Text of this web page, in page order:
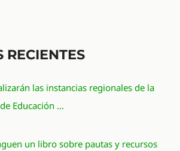
RECIENTES
las instancias regionales de la
Educación …
un libro sobre pautas y recursos